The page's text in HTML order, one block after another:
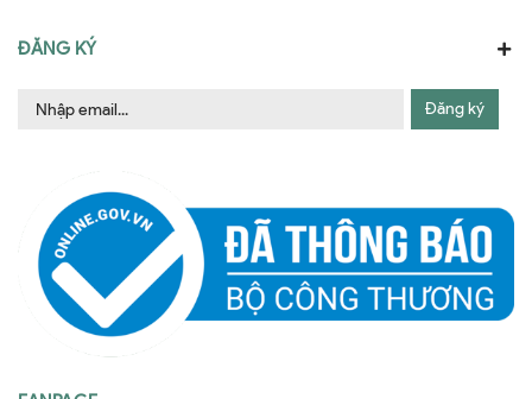
ĐĂNG KÝ
Đăng ký